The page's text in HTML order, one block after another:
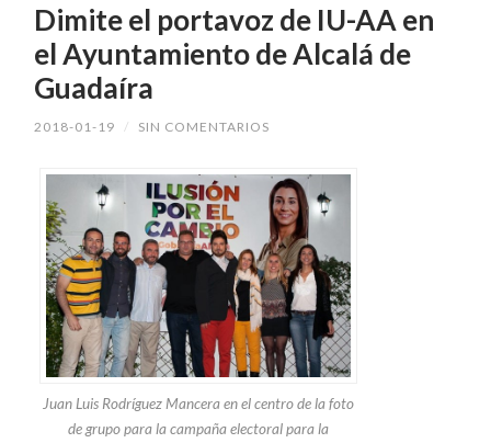
Dimite el portavoz de IU-AA en
el Ayuntamiento de Alcalá de
Guadaíra
2018-01-19 / SIN COMENTARIOS
Juan Luis Rodríguez Mancera en el centro de la foto
de grupo para la campaña electoral para la